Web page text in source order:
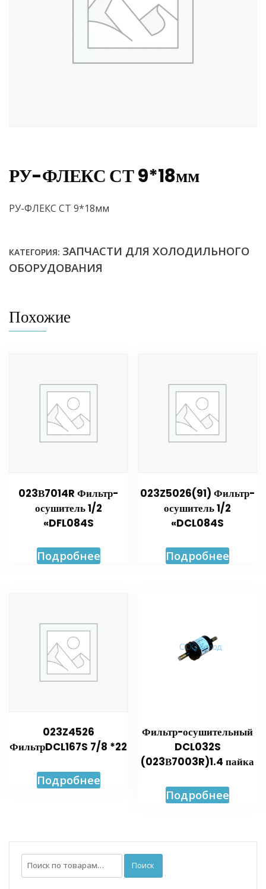
РУ-ФЛЕКС СТ 9*18мм
РУ-ФЛЕКС СТ 9*18мм
КАТЕГОРИЯ: ЗАПЧАСТИ ДЛЯ ХОЛОДИЛЬНОГО
ОБОРУДОВАНИЯ
Похожие
023В7014R Фильтр-
осушитель 1/2
«DFL084S
Подробнее
023Z5026(91) Фильтр-
осушитель 1/2
«DCL084S
Подробнее
023Z4526
ФильтрDCL167S 7/8 *22
Подробнее
Фильтр-осушительный
DCL032S
(023В7003R)1.4 пайка
Подробнее
Искать: Поиск